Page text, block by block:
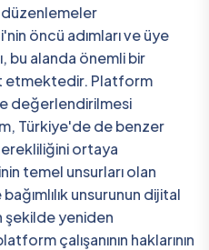
düzenlemeler
öncü adımları ve üye
bu alanda önemli bir
etmektedir. Platform
değerlendirilmesi
Türkiye'de de benzer
ortaya
temel unsurları olan
unsurunun dijital
şekilde yeniden
çalışanının haklarının